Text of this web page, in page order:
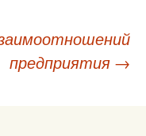
предприятия →